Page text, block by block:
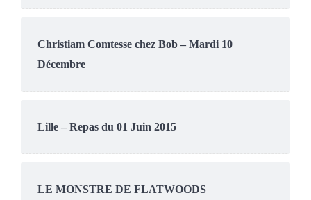
Christiam Comtesse chez Bob – Mardi 10
Décembre
Lille – Repas du 01 Juin 2015
LE MONSTRE DE FLATWOODS